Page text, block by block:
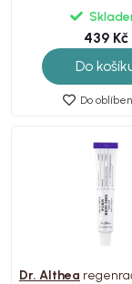
439 Kč
Do
Do
Dr. Althea